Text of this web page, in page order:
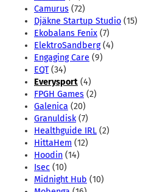
Camurus (72)
Djäkne Startup Studio (15)
Ekobalans Fenix (7)
ElektroSandberg(4)
Engaging Care (9)
EQT(34)
Everysport (4)
FPGH Games (2)
Galenica (20)
Granuldisk(7)
Healthguide IRL (2)
HittaHem (12)
Hoodin (14)
Isec (10)
Midnight Hub (10)